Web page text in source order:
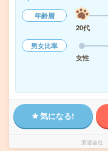
年齢層
20代
男女比率
女性
気になる!
派遣会社